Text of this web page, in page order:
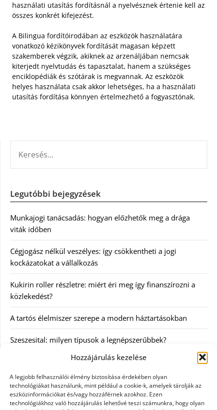
Hozzájárulás kezelése
A legjobb felhasználói élmény biztosítása érdekében olyan
technológiákat használunk, mint például a cookie-k, amelyek tárolják az
eszközinformációkat és/vagy hozzáférnek azokhoz. Ezen
technológiákhoz való hozzájárulás lehetővé teszi számunkra, hogy olyan
használati utasítás fordításnál a nyelvésznek értenie kell az
összes konkrét kifejezést.
A Bilingua fordítóirodában az eszközök használatára
vonatkozó kézikönyvek fordítását magasan képzett
szakemberek végzik, akiknek az arzenáljában nemcsak
kiterjedt nyelvtudás és tapasztalat, hanem a szükséges
enciklopédiák és szótárak is megvannak. Az eszközök
helyes használata csak akkor lehetséges, ha a használati
utasítás fordítása könnyen értelmezhető a fogyasztónak.
Legutóbbi bejegyzések
Munkajogi tanácsadás: hogyan előzhetők meg a drága
viták időben
Cégjogász nélkül veszélyes: így csökkentheti a jogi
kockázatokat a vállalkozás
Kukirin roller részletre: miért éri meg így finanszírozni a
közlekedést?
A tartós élelmiszer szerepe a modern háztartásokban
Szeszesital: milyen típusok a legnépszerűbbek?
Egyéb